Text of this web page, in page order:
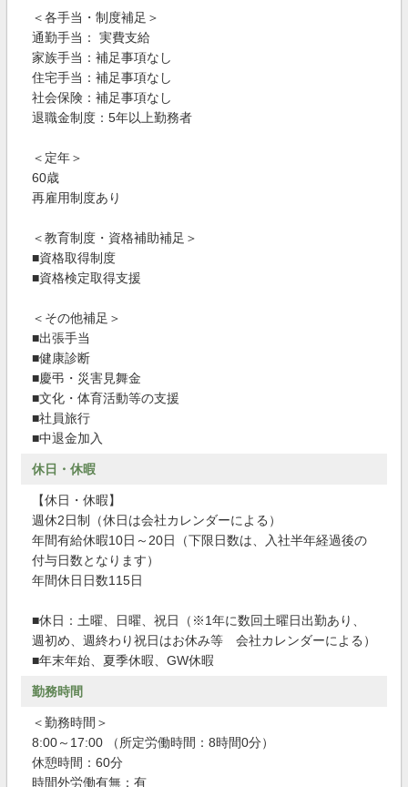
＜各手当・制度補足＞
通勤手当： 実費支給
家族手当：補足事項なし
住宅手当：補足事項なし
社会保険：補足事項なし
退職金制度：5年以上勤務者
＜定年＞
60歳
再雇用制度あり
＜教育制度・資格補助補足＞
■資格取得制度
■資格検定取得支援
＜その他補足＞
■出張手当
■健康診断
■慶弔・災害見舞金
■文化・体育活動等の支援
■社員旅行
■中退金加入
休日・休暇
【休日・休暇】
週休2日制（休日は会社カレンダーによる）
年間有給休暇10日～20日（下限日数は、入社半年経過後の
付与日数となります）
年間休日日数115日
■休日：土曜、日曜、祝日（※1年に数回土曜日出勤あり、
週初め、週終わり祝日はお休み等 会社カレンダーによる）
■年末年始、夏季休暇、GW休暇
勤務時間
＜勤務時間＞
8:00～17:00 （所定労働時間：8時間0分）
休憩時間：60分
時間外労働有無：有